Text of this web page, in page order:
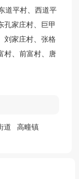
道平村
西道平
孔家庄村
巨甲
刘家庄村
张格
村 前富村
唐
道 高疃镇